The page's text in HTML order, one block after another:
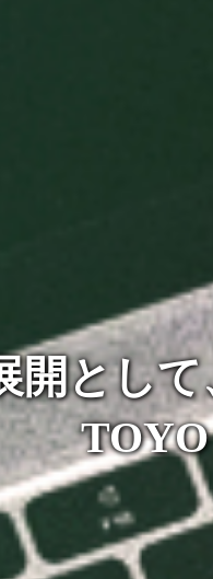
開とし